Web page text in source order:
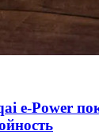
e-Power